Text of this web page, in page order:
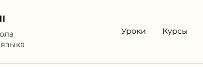
Уроки Курсы